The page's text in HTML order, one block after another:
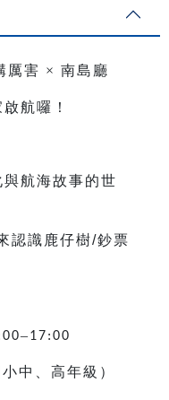
厲害 × 南島廳
航囉！
航海故事的世
認識鹿仔樹/鈔票
–17:00
中、高年級）